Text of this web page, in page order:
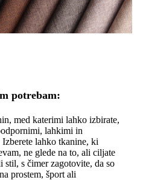
potrebam:
med katerimi lahko izbirate,
lahkimi in
lahko tkanine, ki
ne glede na to, ali ciljate
s čimer zagotovite, da so
prostem, šport ali